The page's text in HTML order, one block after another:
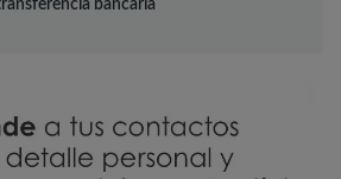
bancaria